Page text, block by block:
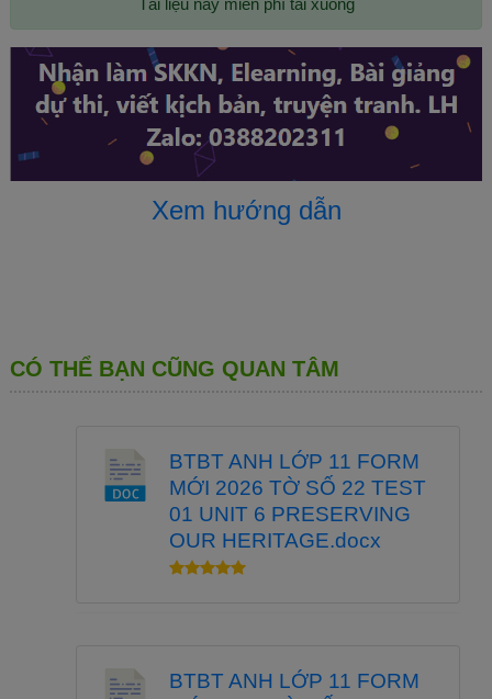
- She is driving the car.
- They are not talking.
- Is he going to the cinema?
3 . DẤU HIỆU NHẬN BIẾT
    Trong thì Hiện tại tiếp diễn, ta thường bắt gặp những cụm từ sau:
  now/ right now
  at the moment / at present
  Hurry up! Look!
Watch out! Listen!
CÁCH CHIA ĐỘNG TỪ
Xem hướng dẫn
CÓ THỂ BẠN CŨNG QUAN TÂM
BTBT ANH LỚP 11 FORM
MỚI 2026 TỜ SỐ 22 TEST
01 UNIT 6 PRESERVING
OUR HERITAGE.docx
BTBT ANH LỚP 11 FORM